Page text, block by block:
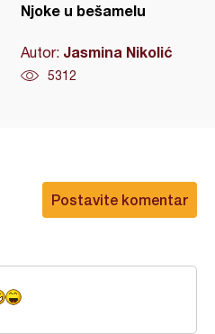
Njoke u bešamelu
Autor: Jasmina Nikolić
5312
Postavite komentar